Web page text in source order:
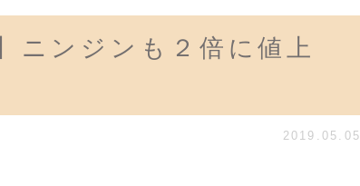
ニンジンも２倍に値上
2019.05.05